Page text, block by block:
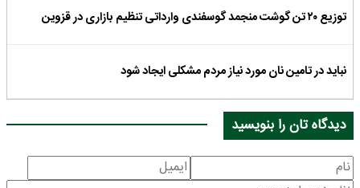
توزیع ۲۰ تن گوشت منجمد گوسفندی وارداتی تنظیم بازاری در قزوین
نباید در تامین نان مورد نیاز مردم مشکلی ایجاد شود
دیدگاه تان را بنویسید